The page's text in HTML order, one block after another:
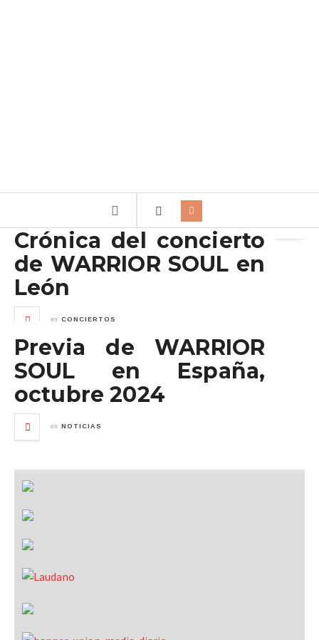
Mad men Rock
Crónica del concierto
de WARRIOR SOUL en
León
en CONCIERTOS
Previa de WARRIOR
SOUL en España,
octubre 2024
en NOTICIAS